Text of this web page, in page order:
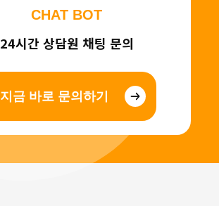
CHAT BOT
24시간 상담원 채팅 문의
지금 바로 문의하기